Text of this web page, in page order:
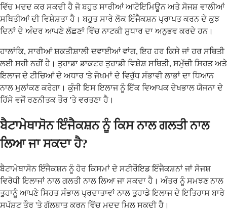
ਵਿੱਚ ਮਦਦ ਕਰ ਸਕਦੀ ਹੈ ਜੋ ਬਹੁਤ ਸਾਰੀਆਂ ਆਟੋਇਮਿਊਨ ਅਤੇ ਸੋਜਸ਼ ਵਾਲੀਆਂ
ਸਥਿਤੀਆਂ ਦੀ ਵਿਸ਼ੇਸ਼ਤਾ ਹੈ। ਬਹੁਤ ਸਾਰੇ ਲੋਕ ਇੰਜੈਕਸ਼ਨ ਪ੍ਰਾਪਤ ਕਰਨ ਦੇ ਕੁਝ
ਦਿਨਾਂ ਦੇ ਅੰਦਰ ਆਪਣੇ ਲੱਛਣਾਂ ਵਿੱਚ ਨਾਟਕੀ ਸੁਧਾਰ ਦਾ ਅਨੁਭਵ ਕਰਦੇ ਹਨ।
ਹਾਲਾਂਕਿ, ਸਾਰੀਆਂ ਸ਼ਕਤੀਸ਼ਾਲੀ ਦਵਾਈਆਂ ਵਾਂਗ, ਇਹ ਹਰ ਕਿਸੇ ਜਾਂ ਹਰ ਸਥਿਤੀ
ਲਈ ਸਹੀ ਨਹੀਂ ਹੈ। ਤੁਹਾਡਾ ਡਾਕਟਰ ਤੁਹਾਡੀ ਵਿਸ਼ੇਸ਼ ਸਥਿਤੀ, ਸਮੁੱਚੀ ਸਿਹਤ ਅਤੇ
ਇਲਾਜ ਦੇ ਟੀਚਿਆਂ ਦੇ ਅਧਾਰ 'ਤੇ ਜੋਖਮਾਂ ਦੇ ਵਿਰੁੱਧ ਸੰਭਾਵੀ ਲਾਭਾਂ ਦਾ ਧਿਆਨ
ਨਾਲ ਮੁਲਾਂਕਣ ਕਰੇਗਾ। ਕੁੰਜੀ ਇਸ ਇਲਾਜ ਨੂੰ ਇੱਕ ਵਿਆਪਕ ਦੇਖਭਾਲ ਯੋਜਨਾ ਦੇ
ਹਿੱਸੇ ਵਜੋਂ ਰਣਨੀਤਕ ਤੌਰ 'ਤੇ ਵਰਤਣਾ ਹੈ।
ਬੈਟਾਮੇਥਾਸੋਨ ਇੰਜੈਕਸ਼ਨ ਨੂੰ ਕਿਸ ਨਾਲ ਗਲਤੀ ਨਾਲ
ਲਿਆ ਜਾ ਸਕਦਾ ਹੈ?
ਬੈਟਾਮੇਥਾਸੋਨ ਇੰਜੈਕਸ਼ਨ ਨੂੰ ਹੋਰ ਕਿਸਮਾਂ ਦੇ ਸਟੀਰੌਇਡ ਇੰਜੈਕਸ਼ਨਾਂ ਜਾਂ ਸੋਜਸ਼
ਵਿਰੋਧੀ ਇਲਾਜਾਂ ਨਾਲ ਗਲਤੀ ਨਾਲ ਲਿਆ ਜਾ ਸਕਦਾ ਹੈ। ਅੰਤਰ ਨੂੰ ਸਮਝਣ ਨਾਲ
ਤੁਹਾਨੂੰ ਆਪਣੇ ਸਿਹਤ ਸੰਭਾਲ ਪ੍ਰਦਾਤਾਵਾਂ ਨਾਲ ਤੁਹਾਡੇ ਇਲਾਜ ਦੇ ਇਤਿਹਾਸ ਬਾਰੇ
ਸਪੱਸ਼ਟ ਤੌਰ 'ਤੇ ਗੱਲਬਾਤ ਕਰਨ ਵਿੱਚ ਮਦਦ ਮਿਲ ਸਕਦੀ ਹੈ।